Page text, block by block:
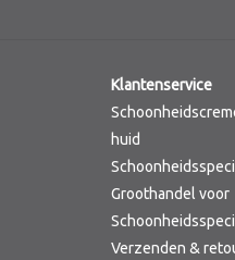
Klantenservice
huid
Groothandel voor
Verzenden &